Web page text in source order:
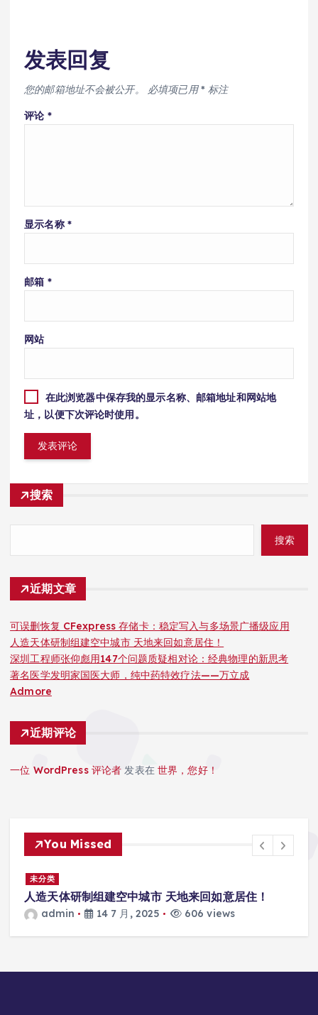
发表回复
您的邮箱地址不会被公开。 必填项已用* 标注
评论 *
显示名称 *
邮箱 *
网站
在此浏览器中保存我的显示名称、邮箱地址和网站地
址，以便下次评论时使用。
搜索
搜索
近期文章
可误删恢复 CFexpress 存储卡：稳定写入与多场景广播级应用
人造天体研制组建空中城市 天地来回如意居住！
深圳工程师张仰彪用147个问题质疑相对论：经典物理的新思考
著名医学发明家国医大师，纯中药特效疗法——万立成
Admore
近期评论
一位 WordPress 评论者 发表在世界，您好！
You Missed
未分类
人造天体研制组建空中城市 天地来回如意居住！
admin 14 7 月, 2025 606 views